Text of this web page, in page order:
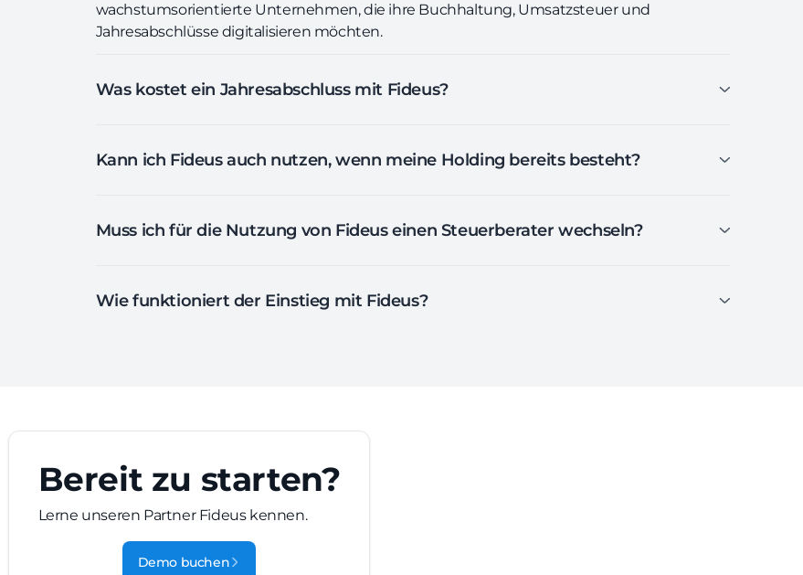
wachstumsorientierte Unternehmen, die ihre Buchhaltung, Umsatzsteuer und
Jahresabschlüsse digitalisieren möchten.
Was kostet ein Jahresabschluss mit Fideus?
Kann ich Fideus auch nutzen, wenn meine Holding bereits besteht?
Muss ich für die Nutzung von Fideus einen Steuerberater wechseln?
Wie funktioniert der Einstieg mit Fideus?
Bereit zu starten?
Lerne unseren Partner Fideus kennen.
Demo buchen